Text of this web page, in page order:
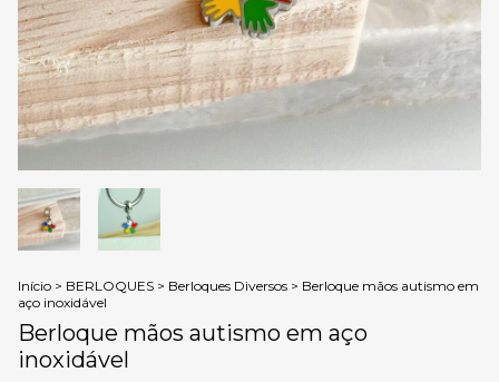
Início > BERLOQUES > Berloques Diversos > Berloque mãos autismo em
aço inoxidável
Berloque mãos autismo em aço
inoxidável